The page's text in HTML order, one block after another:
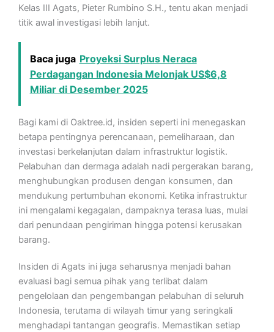
Kelas III Agats, Pieter Rumbino S.H., tentu akan menjadi
titik awal investigasi lebih lanjut.
Baca juga Proyeksi Surplus Neraca
Perdagangan Indonesia Melonjak US$6,8
Miliar di Desember 2025
Bagi kami di Oaktree.id, insiden seperti ini menegaskan
betapa pentingnya perencanaan, pemeliharaan, dan
investasi berkelanjutan dalam infrastruktur logistik.
Pelabuhan dan dermaga adalah nadi pergerakan barang,
menghubungkan produsen dengan konsumen, dan
mendukung pertumbuhan ekonomi. Ketika infrastruktur
ini mengalami kegagalan, dampaknya terasa luas, mulai
dari penundaan pengiriman hingga potensi kerusakan
barang.
Insiden di Agats ini juga seharusnya menjadi bahan
evaluasi bagi semua pihak yang terlibat dalam
pengelolaan dan pengembangan pelabuhan di seluruh
Indonesia, terutama di wilayah timur yang seringkali
menghadapi tantangan geografis. Memastikan setiap